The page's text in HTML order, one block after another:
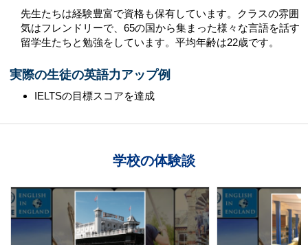
先生たちは経験豊富で資格も保有しています。クラスの雰囲
気はフレンドリーで、65の国から集まった様々な言語を話す
留学生たちと勉強をしています。平均年齢は22歳です。
実際の生徒の英語力アップ例
IELTSの目標スコアを達成
学校の体験談